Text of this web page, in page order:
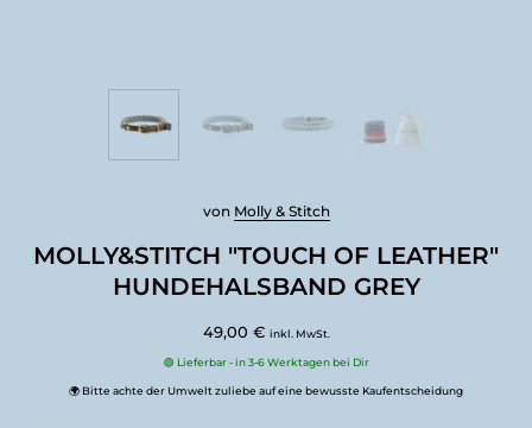
MOLLY&STITCH "TOUCH OF LEATHER"
HUNDEHALSBAND GREY
von Molly & Stitch
49,00 € inkl. MwSt.
🟢 Lieferbar - in 3-6 Werktagen bei Dir
🌍 Bitte achte der Umwelt zuliebe auf eine bewusste Kaufentscheidung